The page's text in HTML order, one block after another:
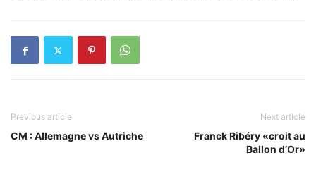
Previous article
CM : Allemagne vs Autriche
Next article
Franck Ribéry «croit au
Ballon d’Or»